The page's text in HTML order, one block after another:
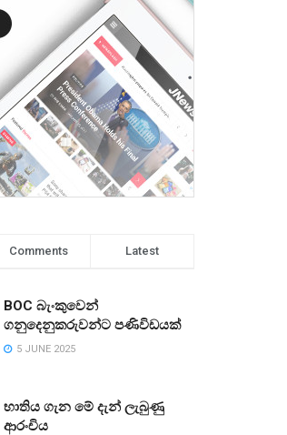
Comments Latest
BOC බැංකුවෙන්
ගනුදෙනුකරුවන්ට පණිවිඩයක්
5 JUNE 2025
භාතිය ගැන මේ දැන් ලැබුණු
ආරංචිය